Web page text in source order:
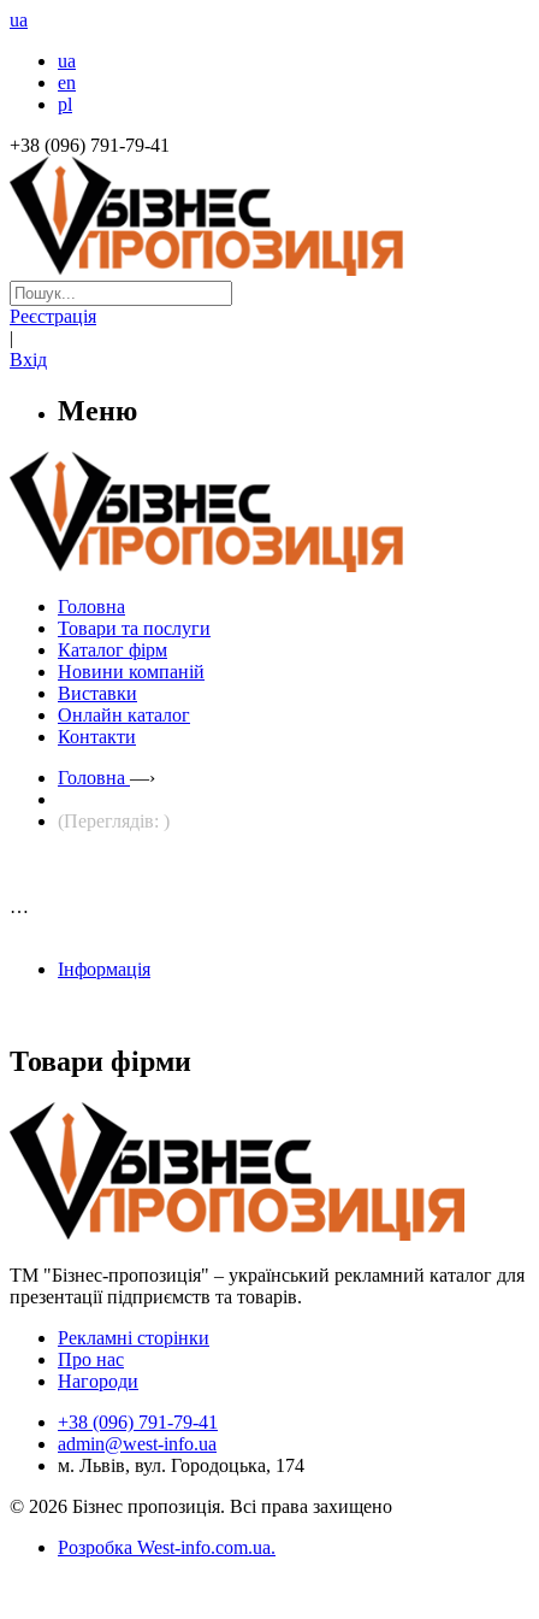
ua
ua
en
pl
+38 (096) 791-79-41
Реєстрація
|
Вхід
Меню
Головна
Товари та послуги
Каталог фірм
Новини компаній
Виставки
Онлайн каталог
Контакти
Головна —›
(Переглядів: )
…
Інформація
Товари фірми
ТМ "Бізнес-пропозиція" – український рекламний каталог для
презентації підприємств та товарів.
Рекламні сторінки
Про нас
Нагороди
+38 (096) 791-79-41
admin@west-info.ua
м. Львів, вул. Городоцька, 174
© 2026 Бізнес пропозиція. Всі права захищено
Розробка West-info.com.ua.